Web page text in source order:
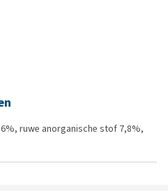
ruwe anorganische stof 7,8%,